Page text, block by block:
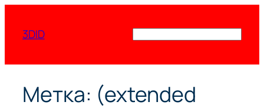
содержимому
3DID
Метка: (extended